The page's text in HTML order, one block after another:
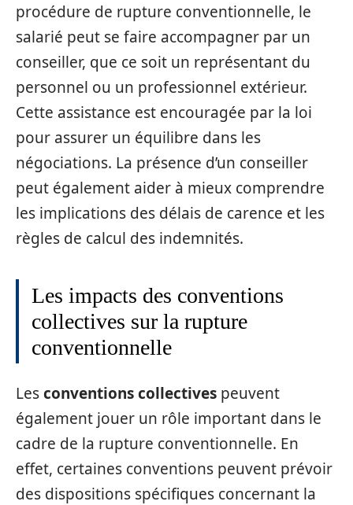
procédure de rupture conventionnelle, le
salarié peut se faire accompagner par un
conseiller, que ce soit un représentant du
personnel ou un professionnel extérieur.
Cette assistance est encouragée par la loi
pour assurer un équilibre dans les
négociations. La présence d’un conseiller
peut également aider à mieux comprendre
les implications des délais de carence et les
règles de calcul des indemnités.
Les impacts des conventions
collectives sur la rupture
conventionnelle
Lesconventions collectives peuvent
également jouer un rôle important dans le
cadre de la rupture conventionnelle. En
effet, certaines conventions peuvent prévoir
des dispositions spécifiques concernant la